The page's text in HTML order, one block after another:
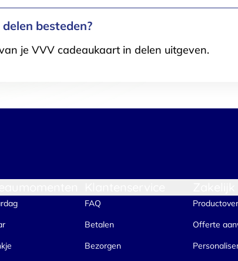
besteden?
je VVV cadeaukaart in delen uitgeven.
FAQ
Betalen
Bezorgen
Offerte